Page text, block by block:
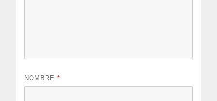
NOMBRE*